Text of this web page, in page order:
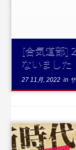
[合気道部]
ないました
27 11月, 2022 in